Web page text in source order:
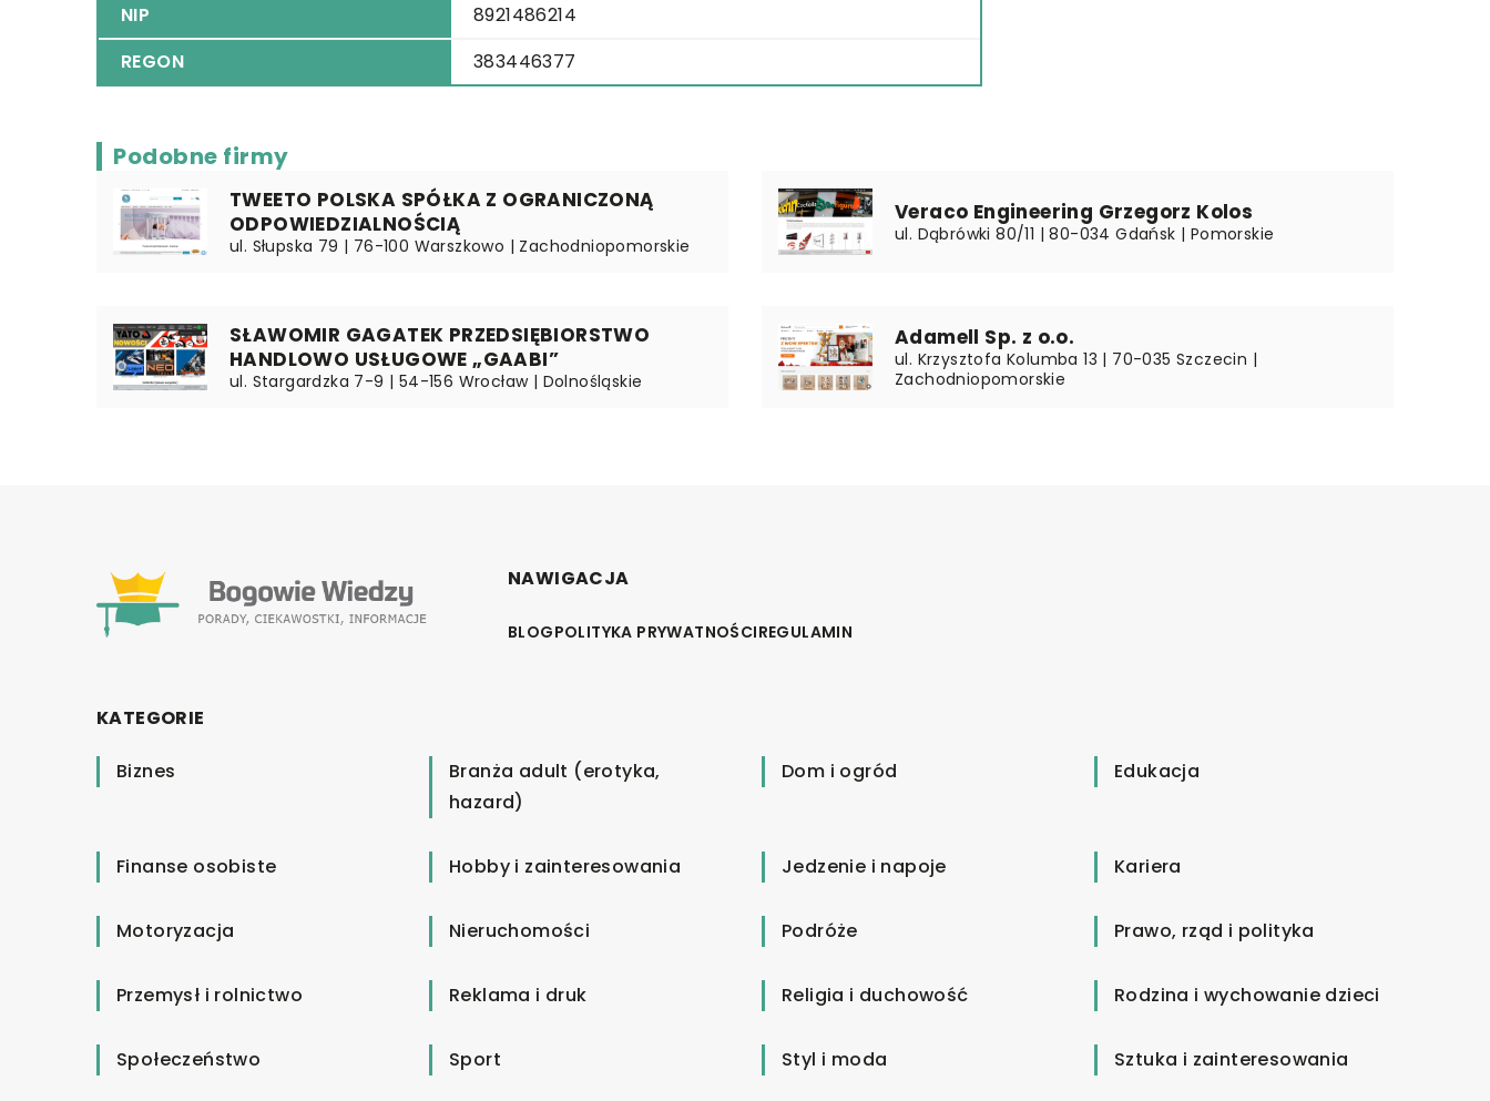
NIP
8921486214
REGON
383446377
Podobne firmy
TWEETO POLSKA SPÓŁKA Z OGRANICZONĄ
ODPOWIEDZIALNOŚCIĄ
ul. Słupska 79 | 76-100 Warszkowo | Zachodniopomorskie
Veraco Engineering Grzegorz Kolos
ul. Dąbrówki 80/11 | 80-034 Gdańsk | Pomorskie
SŁAWOMIR GAGATEK PRZEDSIĘBIORSTWO
HANDLOWO USŁUGOWE „GAABI”
ul. Stargardzka 7-9 | 54-156 Wrocław | Dolnośląskie
Adamell Sp. z o.o.
ul. Krzysztofa Kolumba 13 | 70-035 Szczecin |
Zachodniopomorskie
NAWIGACJA
BLOGPOLITYKA PRYWATNOŚCIREGULAMIN
KATEGORIE
Biznes
Branża adult (erotyka,
hazard)
Dom i ogród Edukacja
Finanse osobiste Hobby i zainteresowania Jedzenie i napoje Kariera
Motoryzacja Nieruchomości Podróże Prawo, rząd i polityka
Przemysł i rolnictwo Reklama i druk Religia i duchowość Rodzina i wychowanie dzieci
Społeczeństwo Sport Styl i moda Sztuka i zainteresowania